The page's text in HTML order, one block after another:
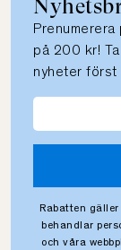
på 200 kr!
nyheter först
Rabatten
behandlar
och våra